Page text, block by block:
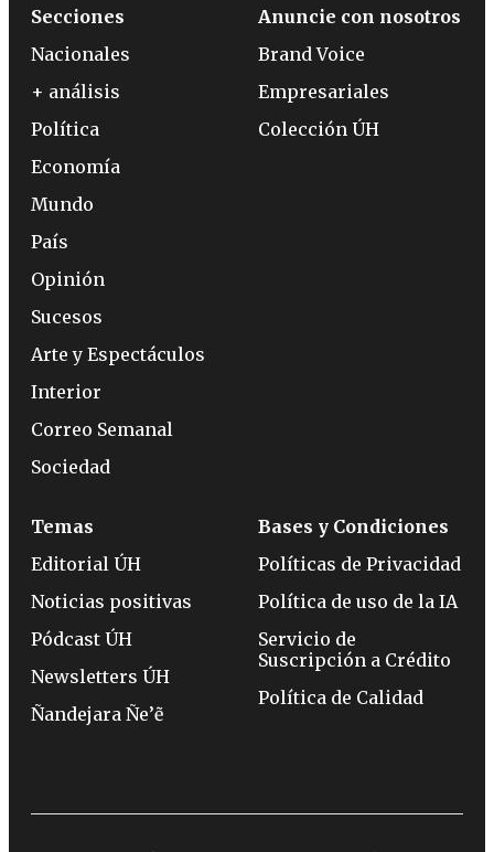
Secciones
Nacionales
+ análisis
Política
Economía
Mundo
País
Opinión
Sucesos
Arte y Espectáculos
Interior
Correo Semanal
Sociedad
Anuncie con nosotros
Brand Voice
Empresariales
Colección ÚH
Temas
Editorial ÚH
Noticias positivas
Pódcast ÚH
Newsletters ÚH
Ñandejara Ñe’ẽ
Bases y Condiciones
Políticas de Privacidad
Política de uso de la IA
Servicio de
Suscripción a Crédito
Política de Calidad